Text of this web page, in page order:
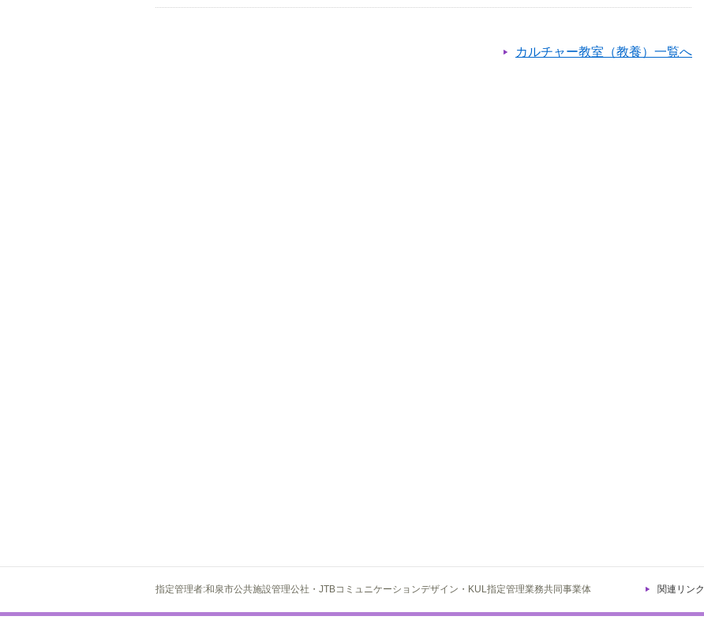
カルチャー教室（教養）一覧へ
関連リンク
指定管理者:和泉市公共施設管理公社・JTBコミュニケーションデザイン・KUL指定管理業務共同事業体